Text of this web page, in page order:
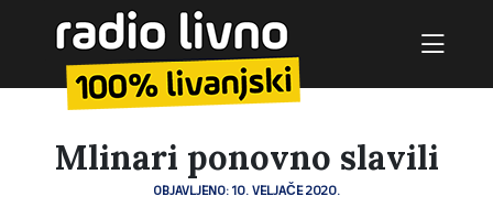
Mlinari ponovno slavili
OBJAVLJENO: 10. VELJAČE 2020.